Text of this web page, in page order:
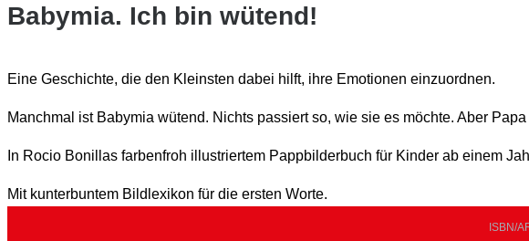
Babymia. Ich bin wütend!
Eine Geschichte, die den Kleinsten dabei hilft, ihre Emotionen einzuordnen.
Manchmal ist Babymia wütend. Nichts passiert so, wie sie es möchte. Aber
In Rocio Bonillas farbenfroh illustriertem Pappbilderbuch für Kinder ab einem
Mit kunterbuntem Bildlexikon für die ersten Worte.
ISBN/